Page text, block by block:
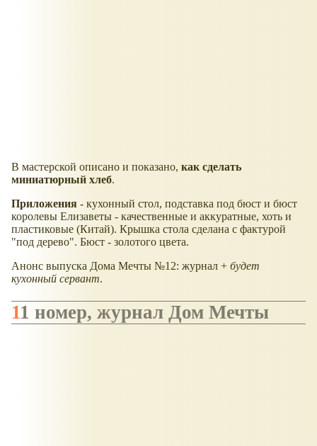
В мастерской описано и показано, как сделать
миниатюрный хлеб.
Приложения - кухонный стол, подставка под бюст и бюст
королевы Елизаветы - качественные и аккуратные, хоть и
пластиковые (Китай). Крышка стола сделана с фактурой
"под дерево". Бюст - золотого цвета.
Анонс выпуска Дома Мечты №12: журнал + будет
кухонный сервант.
11 номер, журнал Дом Мечты